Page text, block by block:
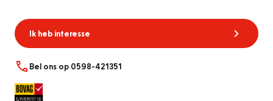
Ik heb interesse
Bel ons op 0598-421351